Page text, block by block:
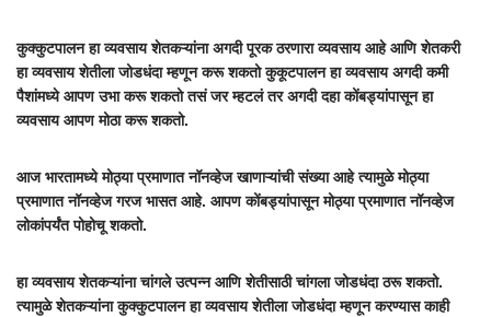
कुक्कुटपालन हा व्यवसाय शेतकऱ्यांना अगदी पूरक ठरणारा व्यवसाय आहे आणि शेतकरी
हा व्यवसाय शेतीला जोडधंदा म्हणून करू शकतो कुकूटपालन हा व्यवसाय अगदी कमी
पैशांमध्ये आपण उभा करू शकतो तसं जर म्हटलं तर अगदी दहा कोंबड्यांपासून हा
व्यवसाय आपण मोठा करू शकतो.
आज भारतामध्ये मोठ्या प्रमाणात नॉनव्हेज खाणाऱ्यांची संख्या आहे त्यामुळे मोठ्या
प्रमाणात नॉनव्हेज गरज भासत आहे. आपण कोंबड्यांपासून मोठ्या प्रमाणात नॉनव्हेज
लोकांपर्यंत पोहोचू शकतो.
हा व्यवसाय शेतकऱ्यांना चांगले उत्पन्न आणि शेतीसाठी चांगला जोडधंदा ठरू शकतो.
त्यामुळे शेतकऱ्यांना कुक्कुटपालन हा व्यवसाय शेतीला जोडधंदा म्हणून करण्यास काही